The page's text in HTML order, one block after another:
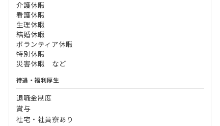
介護休暇
看護休暇
生理休暇
結婚休暇
ボランティア休暇
特別休暇
災害休暇 など
待遇・福利厚生
退職金制度
賞与
社宅・社員寮あり